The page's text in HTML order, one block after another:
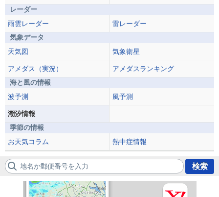
レーダー
雨雲レーダー
雷レーダー
気象データ
天気図
気象衛星
アメダス（実況）
アメダスランキング
海と風の情報
波予測
風予測
潮汐情報
季節の情報
お天気コラム
熱中症情報
地名か郵便番号を入力 検索